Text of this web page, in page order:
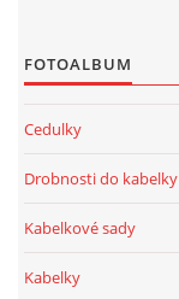
FOTOALBUM
Cedulky
Drobnosti do kabelky
Kabelkové sady
Kabelky